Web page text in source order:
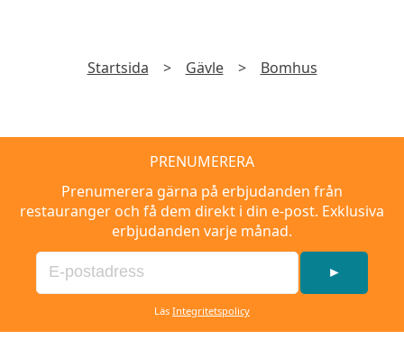
Startsida > Gävle > Bomhus
PRENUMERERA
Prenumerera gärna på erbjudanden från
restauranger och få dem direkt i din e-post. Exklusiva
erbjudanden varje månad.
►
Läs Integritetspolicy